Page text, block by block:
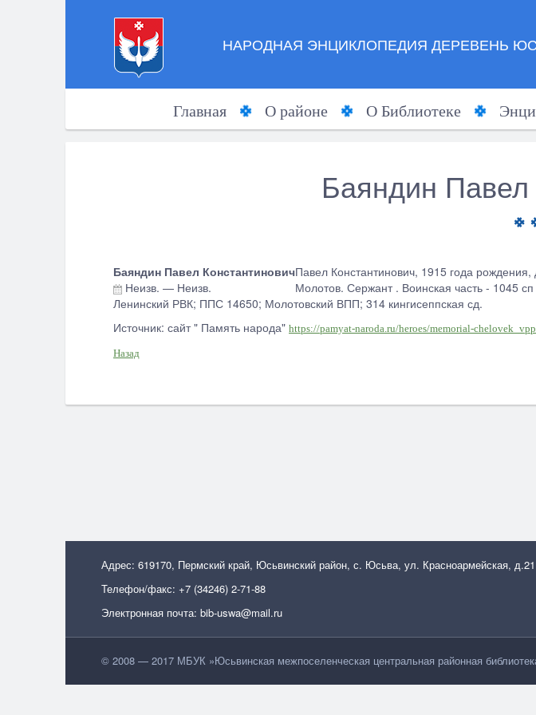
НАРОДНАЯ ЭНЦИКЛОПЕДИЯ ДЕРЕВЕНЬ
Главная О районе О Библиотеке
Баяндин Павел
Баяндин Павел Константинович
Неизв. — Неизв.
Павел Константинович, 1915 года
Молотов. Сержант . Воинская часть - 1045
Ленинский РВК; ППС 14650; Молотовский ВПП; 314 кингисеппская сд.
Источник: сайт " Память народа" https://pamyat-naroda.ru/heroes/memorial-
Назад
Адрес: 619170, Пермский край, Юсьвинский район, с. Юсьва, ул. Красноармейская, д.21
Телефон/факс: +7 (34246) 2-71-88
Электронная почта: bib-uswa@mail.ru
© 2008 — 2017 МБУК »Юсьвинская межпоселенческая центральная районная